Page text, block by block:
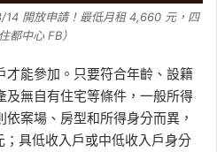
開放申請！最低月租 4,660 元，四
都中心 FB）
才能參加。只要符合年齡、設籍
及無自有住宅等條件，一般所得
案場、房型和所得身分而異，
具低收入戶或中低收入戶身分